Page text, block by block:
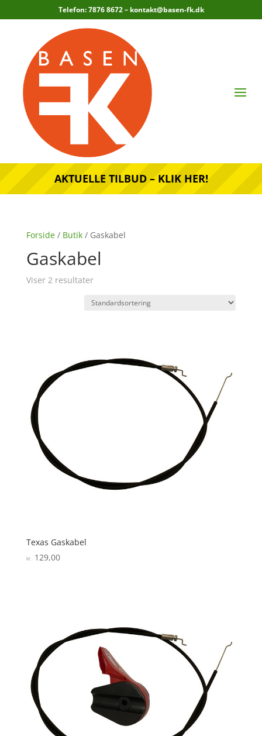
Telefon: 7876 8672 – kontakt@basen-fk.dk
AKTUELLE TILBUD – KLIK HER!
Forside/ Butik/ Gaskabel
Gaskabel
Viser 2 resultater
Texas Gaskabel
kr. 129,00